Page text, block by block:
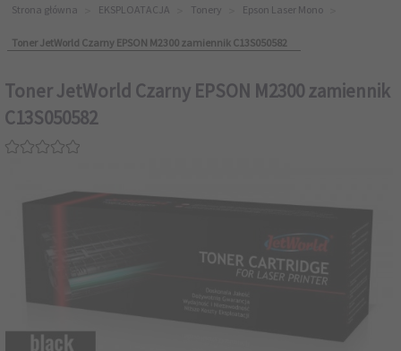
Strona główna EKSPLOATACJA Tonery Epson Laser Mono
Toner JetWorld Czarny EPSON M2300 zamiennik C13S050582
Toner JetWorld Czarny EPSON M2300 zamiennik
C13S050582